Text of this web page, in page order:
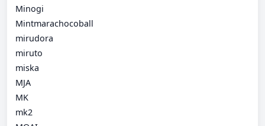
Minogi
Mintmarachocoball
mirudora
miruto
miska
MJA
MK
mk2